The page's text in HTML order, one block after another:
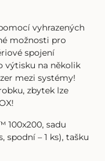
vyhrazených
možnosti pro
spojení
výtisku na několik
mezi systémy!
zbytek lze
100x200, sadu
spodní – 1 ks), tašku